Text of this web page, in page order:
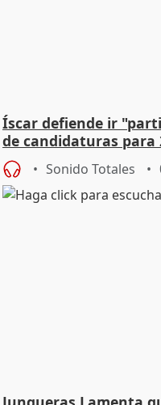
Íscar defiende ir
de candidaturas para
Sonido Totales